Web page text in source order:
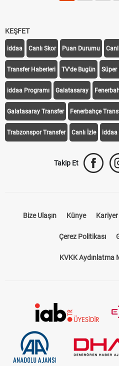
KEŞFET
iddaa Canlı Skor Puan Durumu
Transfer Haberleri TV'de Bugün Süper
iddaa Programı Galatasaray
Galatasaray Transfer Fenerbahçe
Trabzonspor Transfer Canlı İzle iddaa
Takip Et
Bize Ulaşın Künye Kariyer
Çerez Politikası
KVKK Aydınlatma